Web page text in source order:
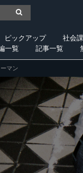
ピックアップ 社会
一覧 記事一覧
マン